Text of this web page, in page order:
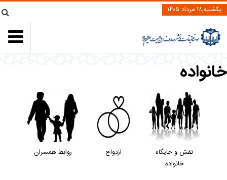
یکشنبه,۱۸ مرداد ۱۴۰۵
خانواده
نقش و جایگاه
خانواده
ازدواج روابط همسران